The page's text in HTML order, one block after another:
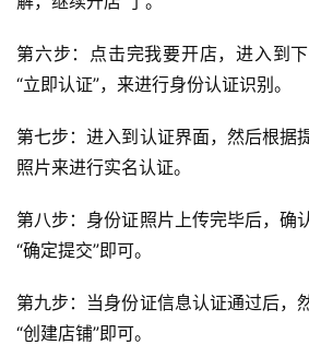
第六步：点击完我要开店，进入到
“立即认证”，来进行身份认证识别。
第七步：进入到认证界面，然后根据
照片来进行实名认证。
第八步：身份证照片上传完毕后，确
“确定提交”即可。
第九步：当身份证信息认证通过后，
“创建店铺”即可。